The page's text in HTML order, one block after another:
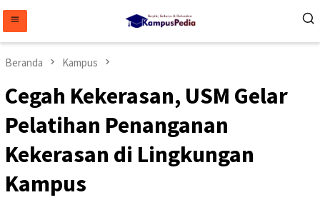
konten
Beranda Kampus
Cegah Kekerasan, USM Gelar
Pelatihan Penanganan
Kekerasan di Lingkungan
Kampus